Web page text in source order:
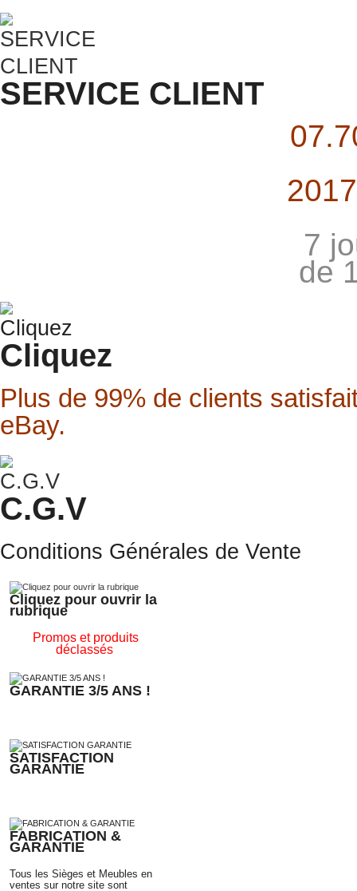
SERVICE CLIENT
7
de
Cliquez
Plus de 99% de clients
eBay.
C.G.V
Conditions Générales de Vente
Cliquez pour ouvrir la
rubrique
Promos et produits
déclassés
GARANTIE 3/5 ANS !
SATISFACTION
GARANTIE
FABRICATION &
GARANTIE
Tous les Sièges et Meubles en
ventes sur notre site sont